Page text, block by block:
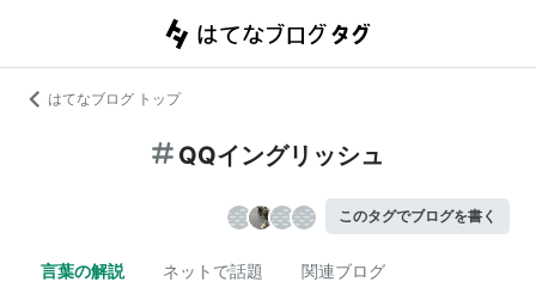
はてなブログ トップ
QQイングリッシュ
このタグでブログを書く
言葉の解説 ネットで話題 関連ブログ